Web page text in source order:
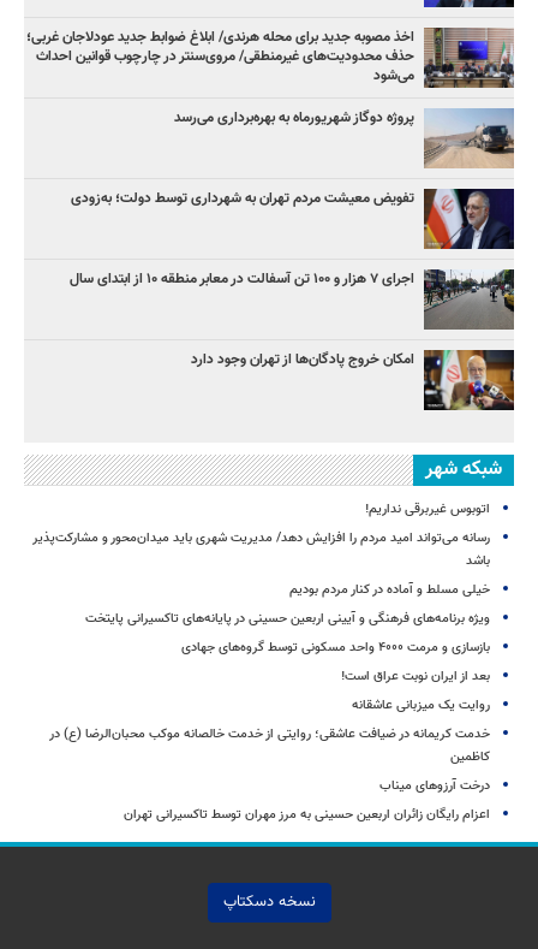
اخذ مصوبه جدید برای محله هرندی/ ابلاغ ضوابط جدید عودلاجان غربی؛
حذف محدودیت‌های غیرمنطقی/ مروی‌سنتر در چارچوب قوانین احداث
می‌شود
پروژه دوگاز شهریورماه به بهره‌برداری می‌رسد
تفویض معیشت مردم تهران به شهرداری توسط دولت؛ به‌زودی
اجرای ۷ هزار و ۱۰۰ تن آسفالت در معابر منطقه ۱۰ از ابتدای سال
امکان خروج پادگان‌ها از تهران وجود دارد
شبکه شهر
اتوبوس غیربرقی نداریم!
رسانه می‌تواند امید مردم را افزایش دهد/ مدیریت شهری باید میدان‌محور و مشارکت‌پذیر
باشد
خیلی مسلط و آماده در کنار مردم بودیم
ویژه برنامه‌های فرهنگی و آیینی اربعین حسینی در پایانه‌های تاکسیرانی پایتخت
بازسازی و مرمت ۴۰۰۰ واحد مسکونی توسط گروه‌های جهادی
بعد از ایران نوبت عراق است!
روایت یک میزبانی عاشقانه
خدمت کریمانه در ضیافت عاشقی؛ روایتی از خدمت خالصانه موکب محبان‌الرضا (ع) در
کاظمین
درخت آرزوهای میناب
اعزام رایگان زائران اربعین حسینی به مرز مهران توسط تاکسیرانی تهران
نسخه دسکتاپ